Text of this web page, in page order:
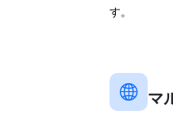
す。
マ